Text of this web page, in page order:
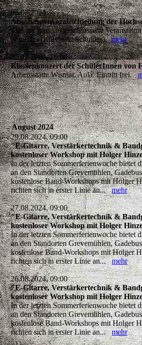
06.07.2024
Absolventenverabschiedung der
Theater Wismar, geschlossene
Schuldes (Klasse A. Schuldes)mehr
05.07.2024, 16:00
Klassenkonzert der SchülerInnen von
Arbeitsstätte Wismar, Aula. Eintritt frei.
August 2024
29.08.2024, 09:00
"E-Gitarre, Verstärkertechnik &
kostenloser Workshop mit Holger
In der letzten Sommerferienwoche bietet
an den Standorten Grevemühlen,
kostenlose Band-Workshops mit Holger
richten sich in erster Linie an...mehr
27.08.2024, 09:00
"E-Gitarre, Verstärkertechnik &
kostenloser Workshop mit Holger
In der letzten Sommerferienwoche bietet
an den Standorten Grevemühlen,
kostenlose Band-Workshops mit Holger
richten sich in erster Linie an...mehr
26.08.2024, 09:00
"E-Gitarre, Verstärkertechnik &
kostenloser Workshop mit Holger
In der letzten Sommerferienwoche bietet
an den Standorten Grevemühlen,
kostenlose Band-Workshops mit Holger
richten sich in erster Linie an...mehr